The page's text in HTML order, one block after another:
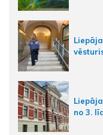
no 3.